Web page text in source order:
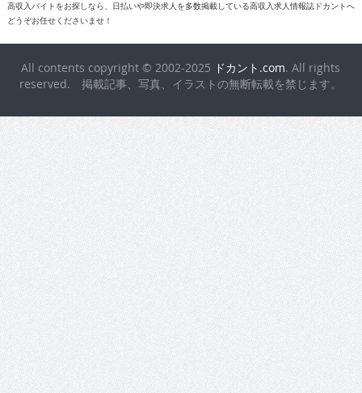
高収入バイトをお探しなら、日払いや即決求人を多数掲載している高収入求人情報誌ドカントへ
どうぞお任せくださいませ！
All contents copyright © 2002-2025 ドカント.com. All rights
reserved. 掲載記事、写真、イラストの無断転載を禁じます。